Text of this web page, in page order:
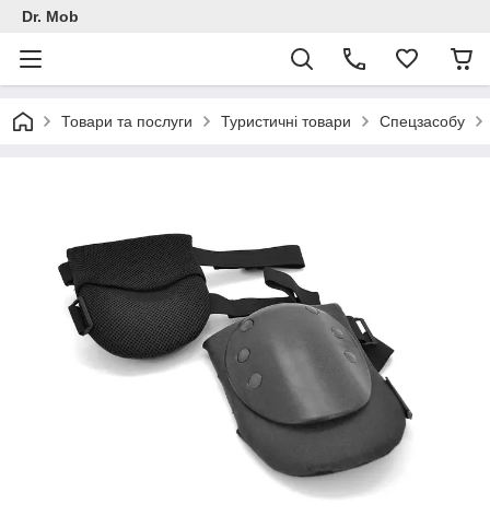
Dr. Mob
Товари та послуги Туристичні товари Спецзасобу